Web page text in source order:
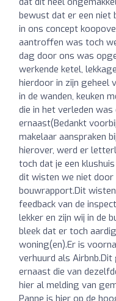
bewust dat er een niet
in ons concept
aantroffen was toch
dag door ons was
werkende ketel,
hierdoor in zijn geheel
in de wanden, keuken
die in het verleden
ernaast(Bedankt
makelaar aanspraken
hierover, werd er
toch dat je een
dit wisten we niet door
bouwrapport.Dit
feedback van de
lekker en zijn wij in de
bleek dat er toch
woning(en).Er is
verhuurd als
ernaast die van
hier al melding van